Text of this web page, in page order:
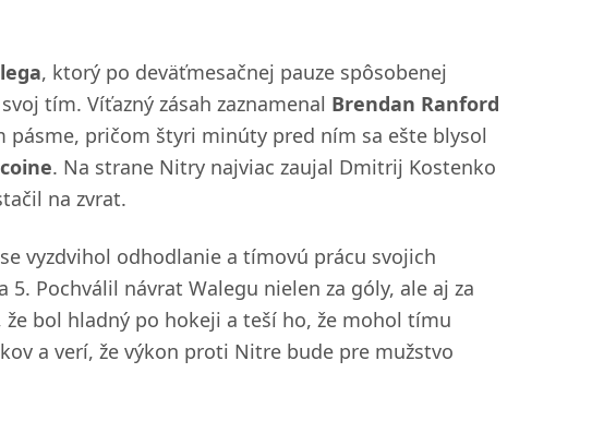
, ktorý po deväťmesačnej pauze spôsobenej
tím. Víťazný zásah zaznamenal Brendan Ranford
pričom štyri minúty pred ním sa ešte blysol
. Na strane Nitry najviac zaujal Dmitrij Kostenko
na zvrat.
vyzdvihol odhodlanie a tímovú prácu svojich
Pochválil návrat Walegu nielen za góly, ale aj za
bol hladný po hokeji a teší ho, že mohol tímu
a verí, že výkon proti Nitre bude pre mužstvo